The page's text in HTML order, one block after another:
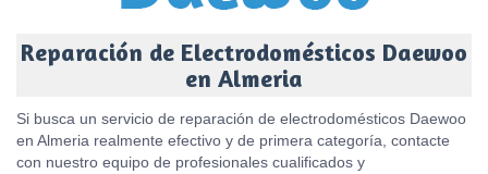
Reparación de Electrodomésticos Daewoo
en Almeria
Si busca un servicio de reparación de electrodomésticos Daewoo
en Almeria realmente efectivo y de primera categoría, contacte
con nuestro equipo de profesionales cualificados y